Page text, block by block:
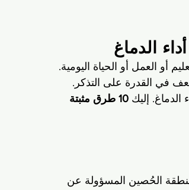
أو العمل أو الحياة اليومية.
في القدرة على التذكر.
إليك
10 طرق مثبتة
إلى منطقة الحُصين المسؤولة عن